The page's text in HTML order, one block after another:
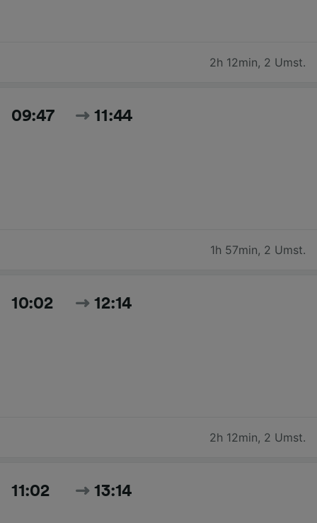
2h 12min, 2 Umst.
09:47 11:44
1h 57min, 2 Umst.
10:02 12:14
2h 12min, 2 Umst.
11:02 13:14